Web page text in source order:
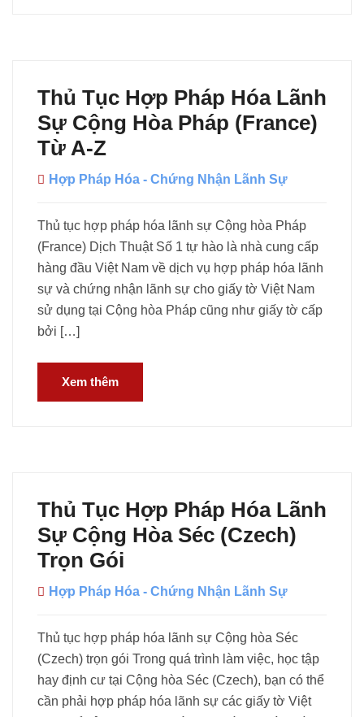
Thủ Tục Hợp Pháp Hóa Lãnh
Sự Cộng Hòa Pháp (France)
Từ A-Z
Hợp Pháp Hóa - Chứng Nhận Lãnh Sự
Thủ tục hợp pháp hóa lãnh sự Cộng hòa Pháp
(France) Dịch Thuật Số 1 tự hào là nhà cung cấp
hàng đầu Việt Nam về dịch vụ hợp pháp hóa lãnh
sự và chứng nhận lãnh sự cho giấy tờ Việt Nam
sử dụng tại Cộng hòa Pháp cũng như giấy tờ cấp
bởi […]
Xem thêm
Thủ Tục Hợp Pháp Hóa Lãnh
Sự Cộng Hòa Séc (Czech)
Trọn Gói
Hợp Pháp Hóa - Chứng Nhận Lãnh Sự
Thủ tục hợp pháp hóa lãnh sự Cộng hòa Séc
(Czech) trọn gói Trong quá trình làm việc, học tập
hay định cư tại Cộng hòa Séc (Czech), bạn có thể
cần phải hợp pháp hóa lãnh sự các giấy tờ Việt